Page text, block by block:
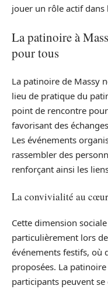
jouer un rôle actif dans
La patinoire à
pour tous
La patinoire de Massy
lieu de pratique du
point de rencontre
favorisant des
Les événements
rassembler des
renforçant ainsi les
La convivialité au
Cette dimension
particulièrement lors
événements festifs, où
proposées. La
participants peuvent